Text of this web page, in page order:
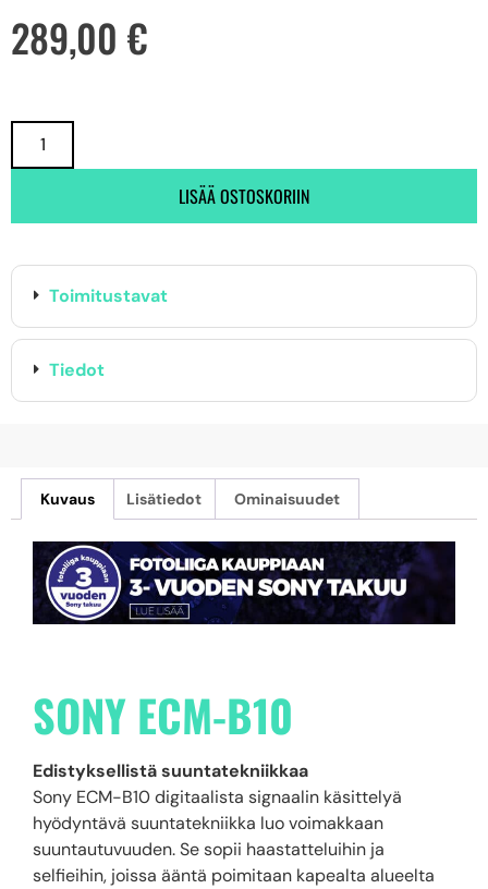
289,00 €
LISÄÄ OSTOSKORIIN
Toimitustavat
Tiedot
Kuvaus Lisätiedot Ominaisuudet
SONY ECM-B10
Edistyksellistä suuntatekniikkaa
Sony ECM-B10 digitaalista signaalin käsittelyä
hyödyntävä suuntatekniikka luo voimakkaan
suuntautuvuuden. Se sopii haastatteluihin ja
selfieihin, joissa ääntä poimitaan kapealta alueelta